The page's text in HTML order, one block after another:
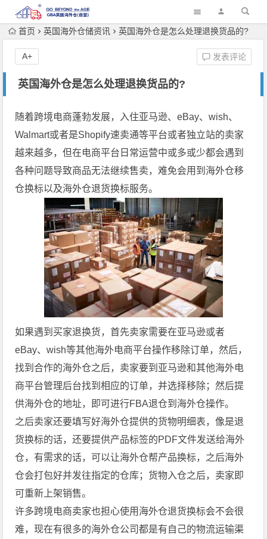
首页 英国海外仓储资讯 英国海外仓是怎么处理退换货品的?
英国海外仓是怎么处理退换货品的?
发表评论
A+
随着跨境电商蓬勃发展，入住亚马逊、eBay、wish、
Walmart或者是Shopify速卖通等平台或者独立站的卖家
越来越多，但在电商平台日常运营中或多或少都会遇到
各种问题导致商品无法继续售卖，难免会用到海外仓移
仓换标以及海外仓退货换标服务。
如果遇到买家退换货，首先卖家需要在亚马逊或者
eBay、wish等其他海外电商平台操作移除订单，然后，
找到合作的海外仓之后，卖家要到亚马逊和其他海外电
商平台管理后台找到相应的订单，并选择移除；然后提
供海外仓的地址，即可进行FBA退仓到海外仓操作。
之后卖家还要填写好海外仓提供的货物明细表，像是退
货换标的话，还要提供产品标签的PDF文件发送给海外
仓，有需求的话，可以让海外仓帮产品换标，之后海外
仓会打包好并发往指定的仓库；货物入仓之后，卖家即
可重新上架销售。
许多跨境电商卖家也担心使用海外仓退货换标会不会很
难，现在有很多的海外仓公司都是有自己的物流运输渠